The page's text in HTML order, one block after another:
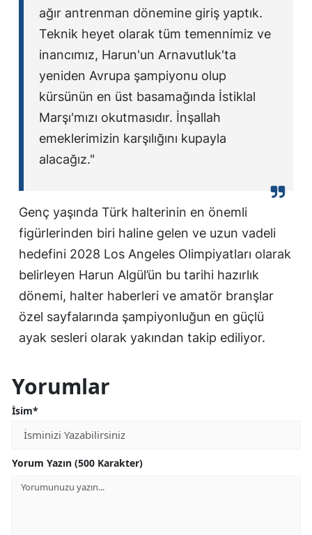
ağır antrenman dönemine giriş yaptık.
Teknik heyet olarak tüm temennimiz ve
inancımız, Harun'un Arnavutluk'ta
yeniden Avrupa şampiyonu olup
kürsünün en üst basamağında İstiklal
Marşı'mızı okutmasıdır. İnşallah
emeklerimizin karşılığını kupayla
alacağız."
Genç yaşında Türk halterinin en önemli
figürlerinden biri haline gelen ve uzun vadeli
hedefini 2028 Los Angeles Olimpiyatları olarak
belirleyen Harun Algül’ün bu tarihi hazırlık
dönemi, halter haberleri ve amatör branşlar
özel sayfalarında şampiyonluğun en güçlü
ayak sesleri olarak yakından takip ediliyor.
Yorumlar
İsim*
Yorum Yazın (500 Karakter)